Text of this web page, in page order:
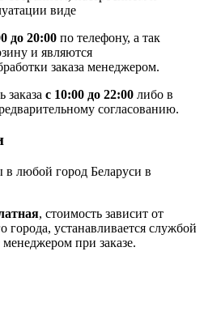
виде
до 20:00 по телефону, а так
и являются
заказа менеджером.
заказа с 10:00 до 22:00 либо в
согласованию.
любой город Беларуси в
, стоимость зависит от
устанавливается службой
менеджером при заказе.